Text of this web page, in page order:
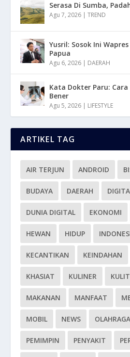
Serasa Di Sumba,
Agu 7, 2026 |TREND
Yusril: Sosok Ini
Papua
Agu 6, 2026 | DAERAH
Kata Dokter Paru: Cara
Bener
Agu 5, 2026 | LIFESTYLE
ARTIKEL TAG
AIR TERJUN ANDROID
BUDAYA DAERAH
DUNIA DIGITAL EKONOMI
HEWAN HIDUP
KECANTIKAN KEINDAHAN
KHASIAT KULINER KULIT
MAKANAN MANFAAT
MOBIL NEWS OLAHRAGA
PEMIMPIN PENYAKIT